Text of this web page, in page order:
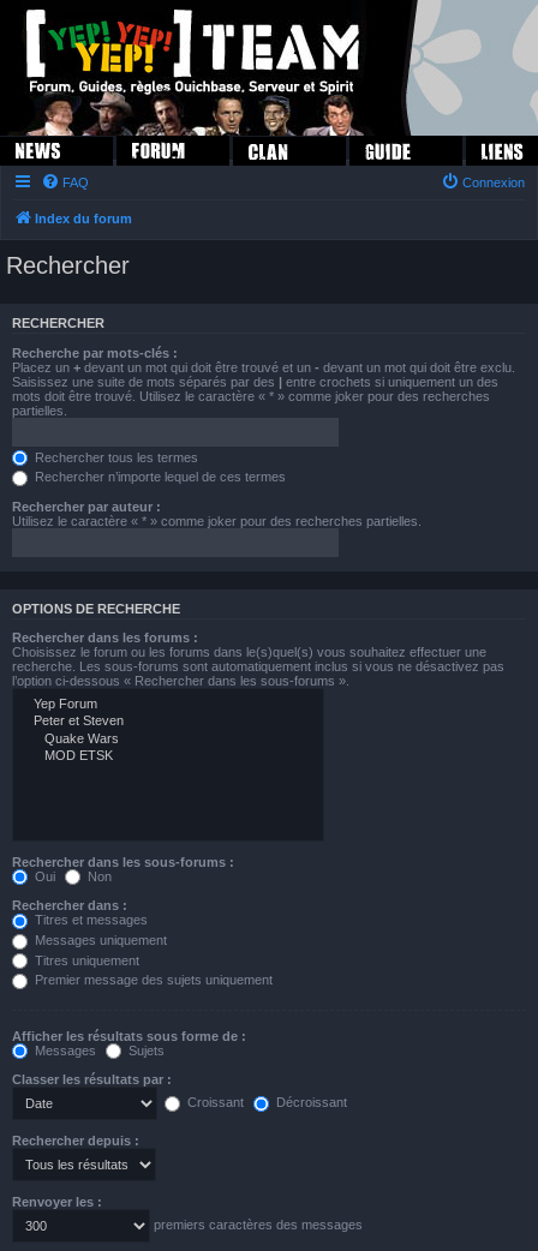
FAQ Connexion
Index du forum
Rechercher
RECHERCHER
Recherche par mots-clés :
Placez un + devant un mot qui doit être trouvé et un - devant un mot qui doit être exclu.
Saisissez une suite de mots séparés par des | entre crochets si uniquement un des
mots doit être trouvé. Utilisez le caractère « * » comme joker pour des recherches
partielles.
Rechercher tous les termes
Rechercher n’importe lequel de ces termes
Rechercher par auteur :
Utilisez le caractère « * » comme joker pour des recherches partielles.
OPTIONS DE RECHERCHE
Rechercher dans les forums :
Choisissez le forum ou les forums dans le(s)quel(s) vous souhaitez effectuer une
recherche. Les sous-forums sont automatiquement inclus si vous ne désactivez pas
l’option ci-dessous « Rechercher dans les sous-forums ».
Rechercher dans les sous-forums :
Oui
Non
Rechercher dans :
Titres et messages
Messages uniquement
Titres uniquement
Premier message des sujets uniquement
Afficher les résultats sous forme de :
Messages
Sujets
Classer les résultats par :
Croissant
Décroissant
Rechercher depuis :
Renvoyer les :
premiers caractères des messages